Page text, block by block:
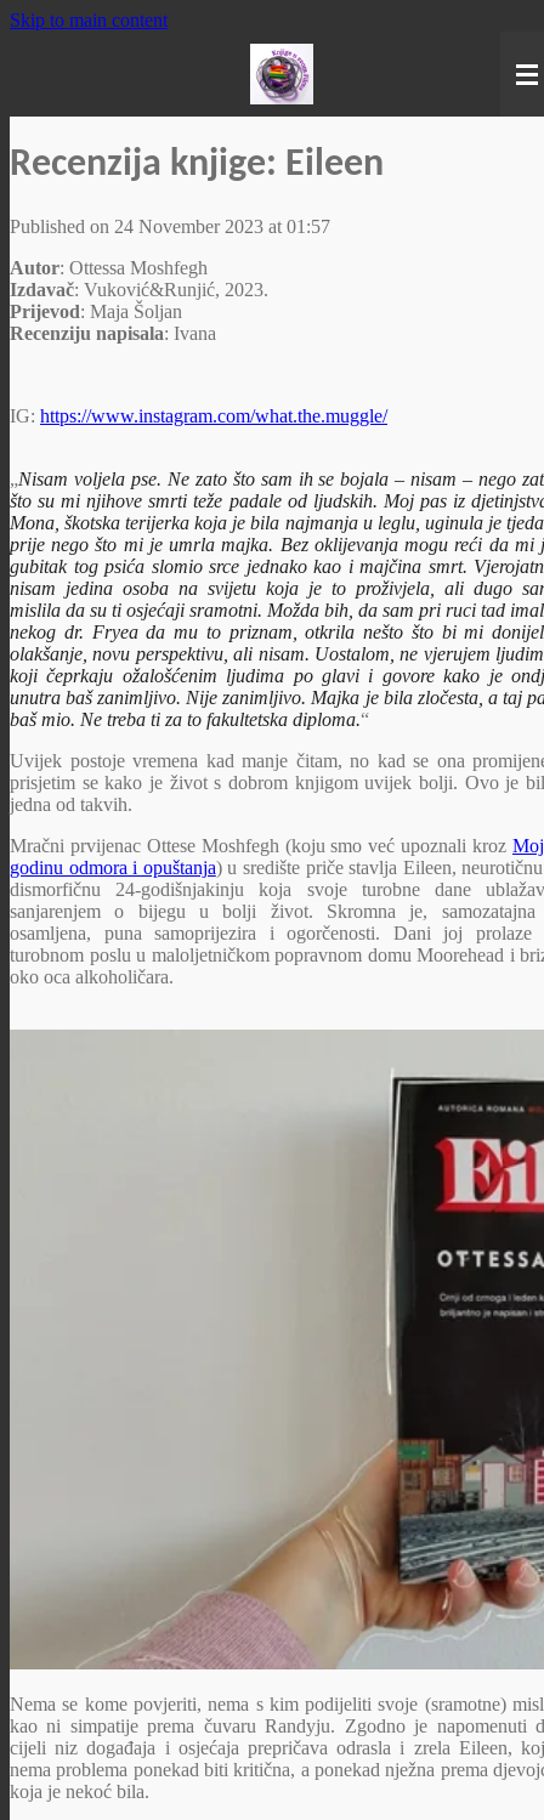
Skip to main content
Recenzija knjige: Eileen
Published on 24 November 2023 at 01:57
Autor: Ottessa Moshfegh
Izdavač: Vuković&Runjić, 2023.
Prijevod: Maja Šoljan
Recenziju napisala: Ivana
IG: https://www.instagram.com/what.the.muggle/
„Nisam voljela pse. Ne zato što sam ih se bojala – nisam – nego
što su mi njihove smrti teže padale od ljudskih. Moj pas iz
Mona, škotska terijerka koja je bila najmanja u leglu, uginula je
prije nego što mi je umrla majka. Bez oklijevanja mogu reći da mi
gubitak tog psića slomio srce jednako kao i majčina smrt.
nisam jedina osoba na svijetu koja je to proživjela, ali dugo
mislila da su ti osjećaji sramotni. Možda bih, da sam pri ruci tad
nekog dr. Fryea da mu to priznam, otkrila nešto što bi mi
olakšanje, novu perspektivu, ali nisam. Uostalom, ne vjerujem
koji čeprkaju ožalošćenim ljudima po glavi i govore kako je
unutra baš zanimljivo. Nije zanimljivo. Majka je bila zločesta, a taj
baš mio. Ne treba ti za to fakultetska diploma.“
Uvijek postoje vremena kad manje čitam, no kad se ona
prisjetim se kako je život s dobrom knjigom uvijek bolji. Ovo je
jedna od takvih.
Mračni prvijenac Ottese Moshfegh (koju smo već upoznali kroz
godinu odmora i opuštanja) u središte priče stavlja Eileen,
dismorfičnu 24-godišnjakinju koja svoje turobne dane
sanjarenjem o bijegu u bolji život. Skromna je,
osamljena, puna samoprijezira i ogorčenosti. Dani joj prolaze
turobnom poslu u maloljetničkom popravnom domu Moorehead i
oko oca alkoholičara.
Nema se kome povjeriti, nema s kim podijeliti svoje (sramotne)
kao ni simpatije prema čuvaru Randyju. Zgodno je napomenuti
cijeli niz događaja i osjećaja prepričava odrasla i zrela Eileen,
nema problema ponekad biti kritična, a ponekad nježna prema
koja je nekoć bila.